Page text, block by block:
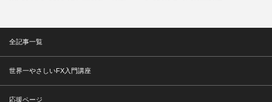
全記事一覧
世界一やさしいFX入門講座
応援ページ